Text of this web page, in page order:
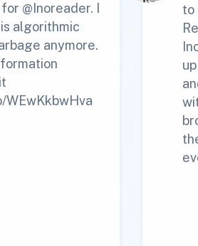
@Inoreader. I
algorithmic
anymore.
WEwKkbwHva
to